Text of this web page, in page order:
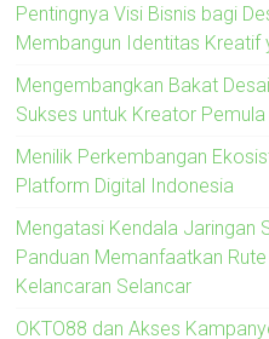
Pentingnya Visi Bisnis bagi
Membangun Identitas Kreatif
Mengembangkan Bakat
Sukses untuk Kreator Pemula
Menilik Perkembangan
Platform Digital Indonesia
Mengatasi Kendala Jaringan
Panduan Memanfaatkan
Kelancaran Selancar
OKTO88 dan Akses